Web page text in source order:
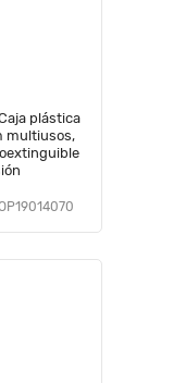
plástica
multiusos,